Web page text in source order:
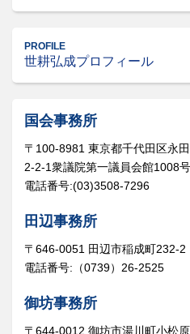
PROFILE
世耕弘成プロフィール
国会事務所
〒100-8981 東京都千代田区永
2-2-1衆議院第一議員会館1008
電話番号:(03)3508-7296
田辺事務所
〒646-0051 田辺市稲成町232-2
電話番号:（0739）26-2525
御坊事務所
〒644-0012 御坊市湯川町小松